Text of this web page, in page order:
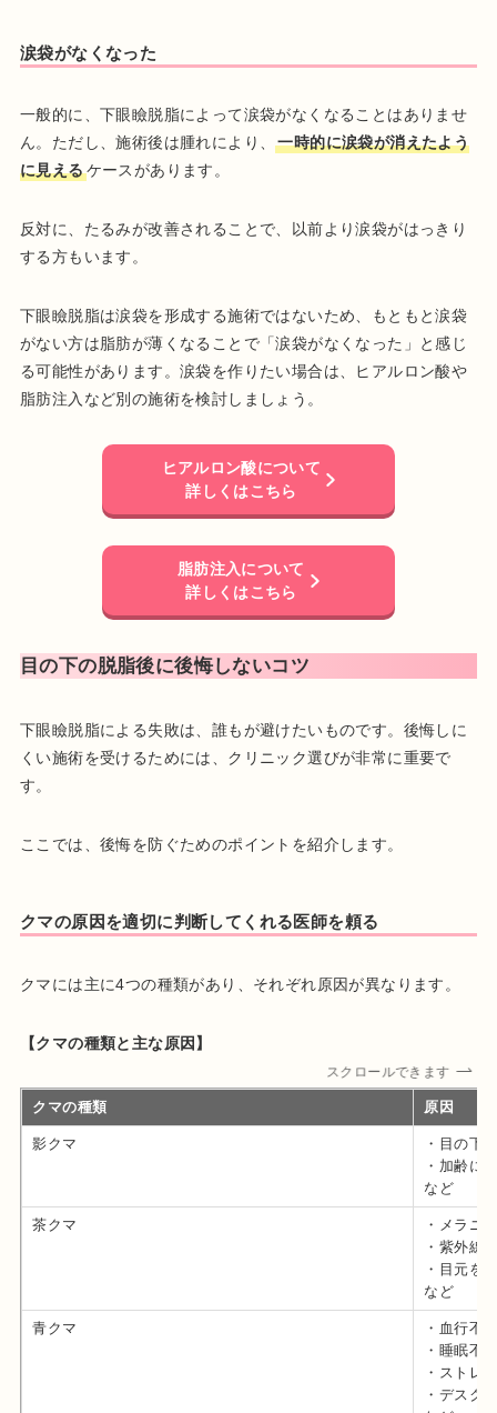
涙袋がなくなった
一般的に、下眼瞼脱脂によって涙袋がなくなることはありませ
ん。ただし、施術後は腫れにより、一時的に涙袋が消えたよう
に見えるケースがあります。
反対に、たるみが改善されることで、以前より涙袋がはっきり
する方もいます。
下眼瞼脱脂は涙袋を形成する施術ではないため、もともと涙袋
がない方は脂肪が薄くなることで「涙袋がなくなった」と感じ
る可能性があります。涙袋を作りたい場合は、ヒアルロン酸や
脂肪注入など別の施術を検討しましょう。
ヒアルロン酸について
詳しくはこちら
脂肪注入について
詳しくはこちら
目の下の脱脂後に後悔しないコツ
下眼瞼脱脂による失敗は、誰もが避けたいものです。後悔しに
くい施術を受けるためには、クリニック選びが非常に重要で
す。
ここでは、後悔を防ぐためのポイントを紹介します。
クマの原因を適切に判断してくれる医師を頼る
クマには主に4つの種類があり、それぞれ原因が異なります。
【クマの種類と主な原因】
スクロールできます
クマの種類 原因
影クマ
・目の下
・加齢に
など
茶クマ
・メラニ
・紫外線
・目元を
など
青クマ
・血行不
・睡眠不
・ストレ
・デスク